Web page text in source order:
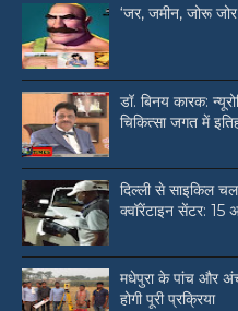
‘जर, जमीन, जोरू
डॉ. बिनय कारक:
चिकित्सा जगत में
दिल्ली से साइकिल
क्वॉरेंटाइन सेंटर: 15
मधेपुरा के पांच और
होगी पूरी प्रक्रिया